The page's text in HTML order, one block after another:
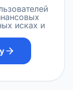
исках и